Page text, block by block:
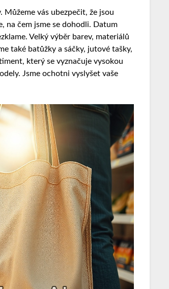
Můžeme vás ubezpečit, že jsou
na čem jsme se dohodli. Datum
Velký výběr barev, materiálů
také batůžky a sáčky, jutové tašky,
který se vyznačuje vysokou
Jsme ochotni vyslyšet vaše